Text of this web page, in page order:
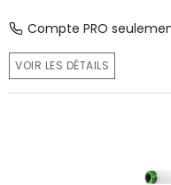
Compte PRO
VOIR LES DÉTAILS